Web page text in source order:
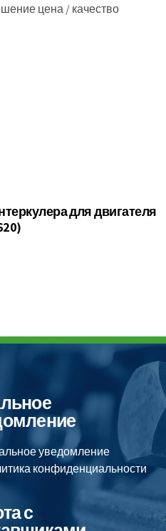
цена / качество
для двигателя
уведомление
конфиденциальности
с